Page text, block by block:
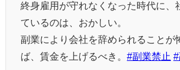
終身雇用が守れなくなった時代に、
ているのは、おかしい。
副業により会社を辞められることが
ば、賃金を上げるべき。 #副業禁止